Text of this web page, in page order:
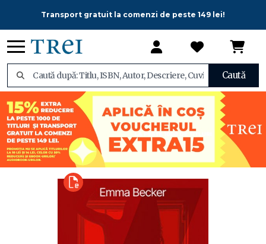
Transport gratuit la comenzi de peste 149 lei!
Caută